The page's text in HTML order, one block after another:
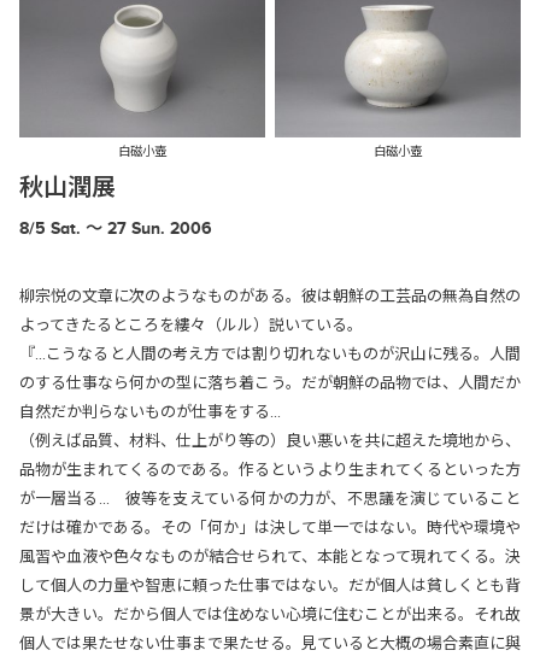
白磁小壺 白磁小壺
秋山潤展
8/5 Sat. 〜 27 Sun. 2006
柳宗悦の文章に次のようなものがある。彼は朝鮮の工芸品の無為自然の
よってきたるところを縷々（ルル）説いている。
『…こうなると人間の考え方では割り切れないものが沢山に残る。人間
のする仕事なら何かの型に落ち着こう。だが朝鮮の品物では、人間だか
自然だか判らないものが仕事をする…
（例えば品質、材料、仕上がり等の）良い悪いを共に超えた境地から、
品物が生まれてくるのである。作るというより生まれてくるといった方
が一層当る… 彼等を支えている何かの力が、不思議を演じていること
だけは確かである。その「何か」は決して単一ではない。時代や環境や
風習や血液や色々なものが結合せられて、本能となって現れてくる。決
して個人の力量や智恵に頼った仕事ではない。だが個人は貧しくとも背
景が大きい。だから個人では住めない心境に住むことが出来る。それ故
個人では果たせない仕事まで果たせる。見ていると大概の場合素直に與